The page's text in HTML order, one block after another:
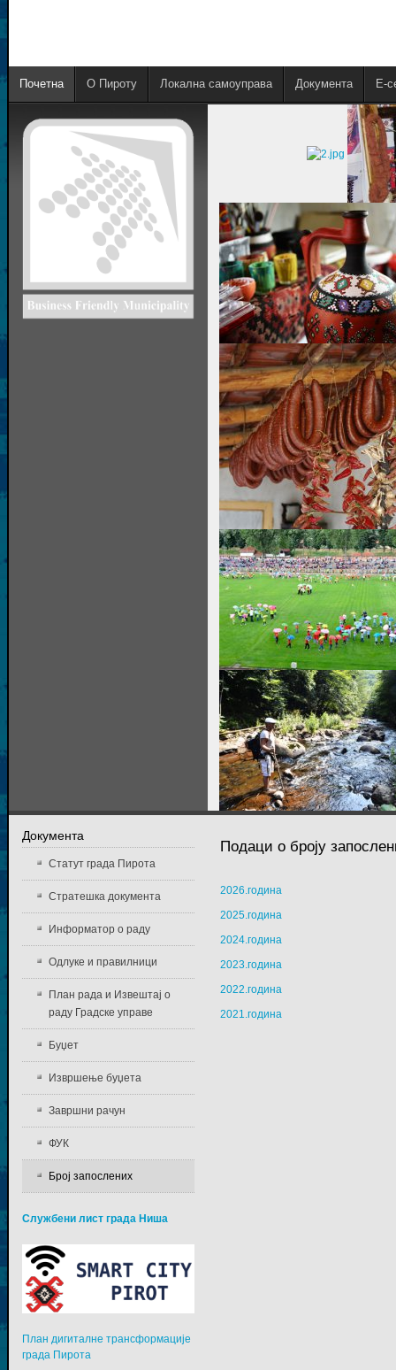
Почетна О Пироту Локална самоуправа Документа E-
Подаци о броју
2026.година
2025.годинa
2024.годинa
2023.годинa
2022.годинa
2021.годинa
Документа
Статут града Пирота
Стратешка документа
Информатор о раду
Одлуке и правилници
План рада и Извештај о
раду Градске управе
Буџет
Извршење буџета
Завршни рачун
ФУК
Број запослених
Службени лист града Ниша
План дигиталне трансформације
града Пирота